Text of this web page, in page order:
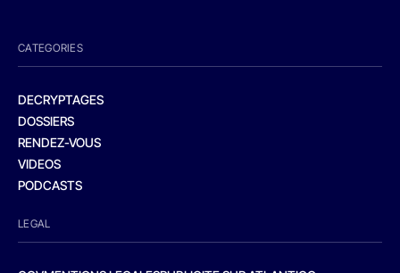
CATEGORIES
DECRYPTAGES
DOSSIERS
RENDEZ-VOUS
VIDEOS
PODCASTS
LEGAL